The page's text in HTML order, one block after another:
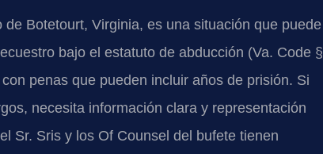
Botetourt, Virginia, es una situación que puede
bajo el estatuto de abducción (Va. Code §
penas que pueden incluir años de prisión. Si
necesita información clara y representación
Sr. Sris y los Of Counsel del bufete tienen